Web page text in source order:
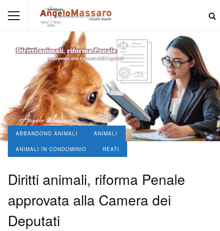
ABBANDONO ANIMALI ANIMALI
ANIMALI IN CONDOMINIO REATI
Diritti animali, riforma Penale
approvata alla Camera dei
Deputati